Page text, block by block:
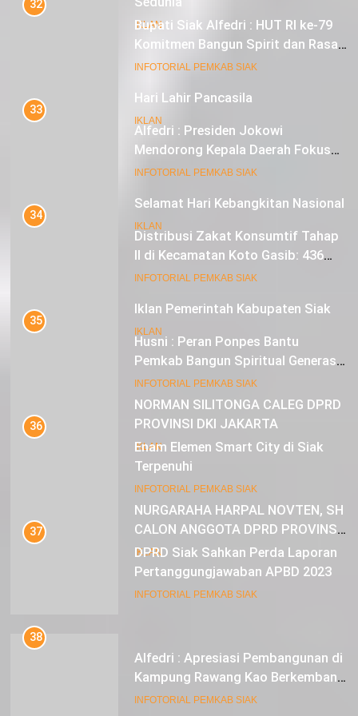
IKLAN
Hari Lahir Pancasila
IKLAN
Selamat Hari Kebangkitan Nasional
IKLAN
Iklan Pemerintah Kabupaten Siak
IKLAN
NORMAN SILITONGA CALEG DPRD
PROVINSI DKI JAKARTA
IKLAN
NURGARAHA HARPAL NOVTEN, SH
CALON ANGGOTA DPRD PROVINSI
DKI JAKARTA
IKLAN
32
Bupati Siak Alfedri : HUT RI ke-79
Komitmen Bangun Spirit dan Rasa
Nasionalisme
INFOTORIAL PEMKAB SIAK
33
Alfedri : Presiden Jokowi
Mendorong Kepala Daerah Fokus
pada Inflasi dan Pilkada Serentak
INFOTORIAL PEMKAB SIAK
34
Distribusi Zakat Konsumtif Tahap
II di Kecamatan Koto Gasib: 436
Mustahik Terima Bantuan
INFOTORIAL PEMKAB SIAK
35
Husni : Peran Ponpes Bantu
Pemkab Bangun Spiritual Generasi
Muda
INFOTORIAL PEMKAB SIAK
36
Enam Elemen Smart City di Siak
Terpenuhi
INFOTORIAL PEMKAB SIAK
37
DPRD Siak Sahkan Perda Laporan
Pertanggungjawaban APBD 2023
INFOTORIAL PEMKAB SIAK
38
Alfedri : Apresiasi Pembangunan di
Kampung Rawang Kao Berkembang
Pesat
INFOTORIAL PEMKAB SIAK